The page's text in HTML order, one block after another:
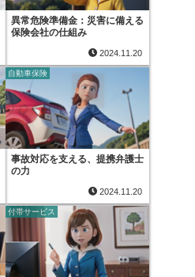
異常危険準備金：災害に備える
保険会社の仕組み
2024.11.20
自動車保険
事故対応を支える、提携弁護士
の力
2024.11.20
付帯サービス